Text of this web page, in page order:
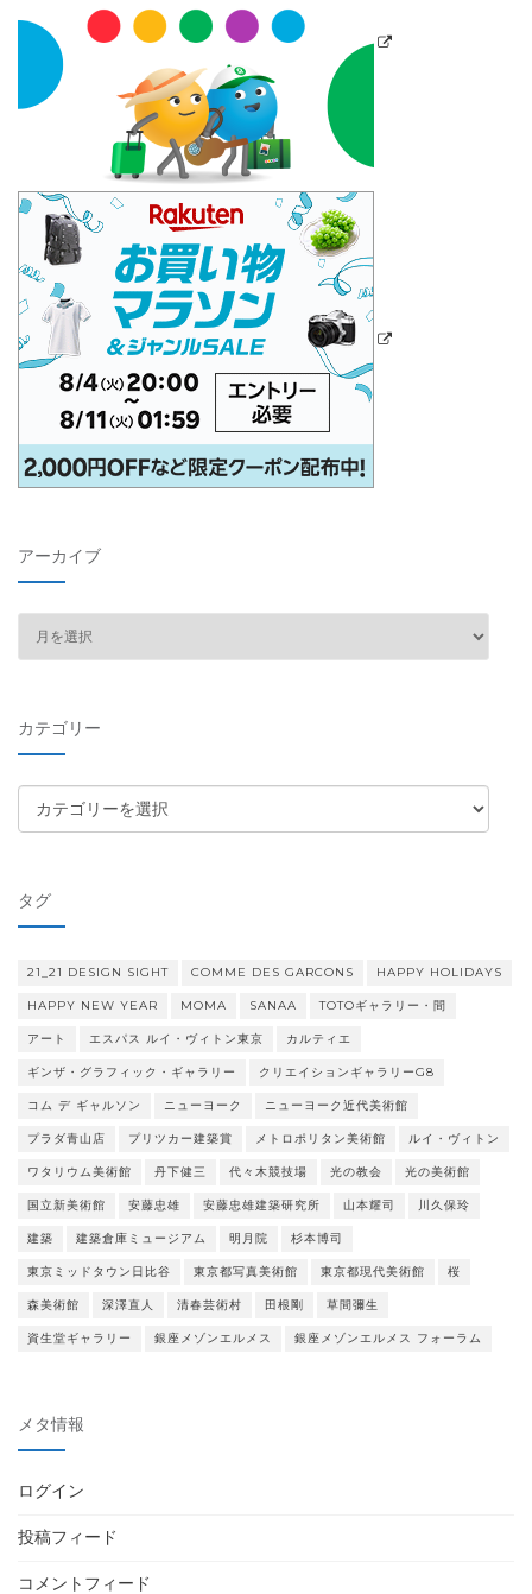
アーカイブ
ブ
カテゴリー
テ
ー
タグ
21_21 DESIGN SIGHT COMME DES GARCONS HAPPY HOLIDAYS
HAPPY NEW YEAR MOMA SANAA TOTOギャラリー・間
アート エスパス ルイ・ヴィトン東京 カルティエ
ギンザ・グラフィック・ギャラリー クリエイションギャラリーG8
コム デ ギャルソン ニューヨーク ニューヨーク近代美術館
プラダ青山店 プリツカー建築賞 メトロポリタン美術館 ルイ・ヴィトン
ワタリウム美術館 丹下健三 代々木競技場 光の教会 光の美術館
国立新美術館 安藤忠雄 安藤忠雄建築研究所 山本耀司 川久保玲
建築 建築倉庫ミュージアム 明月院 杉本博司
東京ミッドタウン日比谷 東京都写真美術館 東京都現代美術館 桜
森美術館 深澤直人 清春芸術村 田根剛 草間彌生
資生堂ギャラリー 銀座メゾンエルメス 銀座メゾンエルメス フォーラム
メタ情報
ログイン
投稿フィード
コメントフィード